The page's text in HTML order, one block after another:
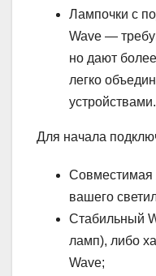
Лампочки с
Wave —
но дают
легко
устройствами.
Для начала
Совместимая
вашего
Стабильный
ламп), либо
Wave;